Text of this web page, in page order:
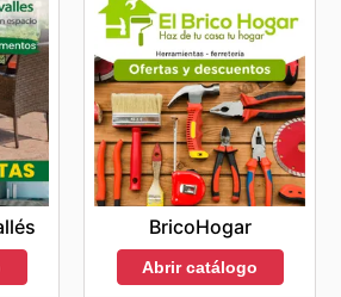
BricoHogar
Abrir catálogo